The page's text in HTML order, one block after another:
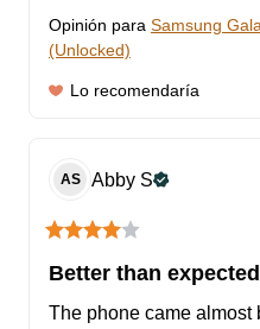
Opinión para Samsung
(Unlocked)
Lo recomendaría
AS Abby S
Better than expected
The phone came almost